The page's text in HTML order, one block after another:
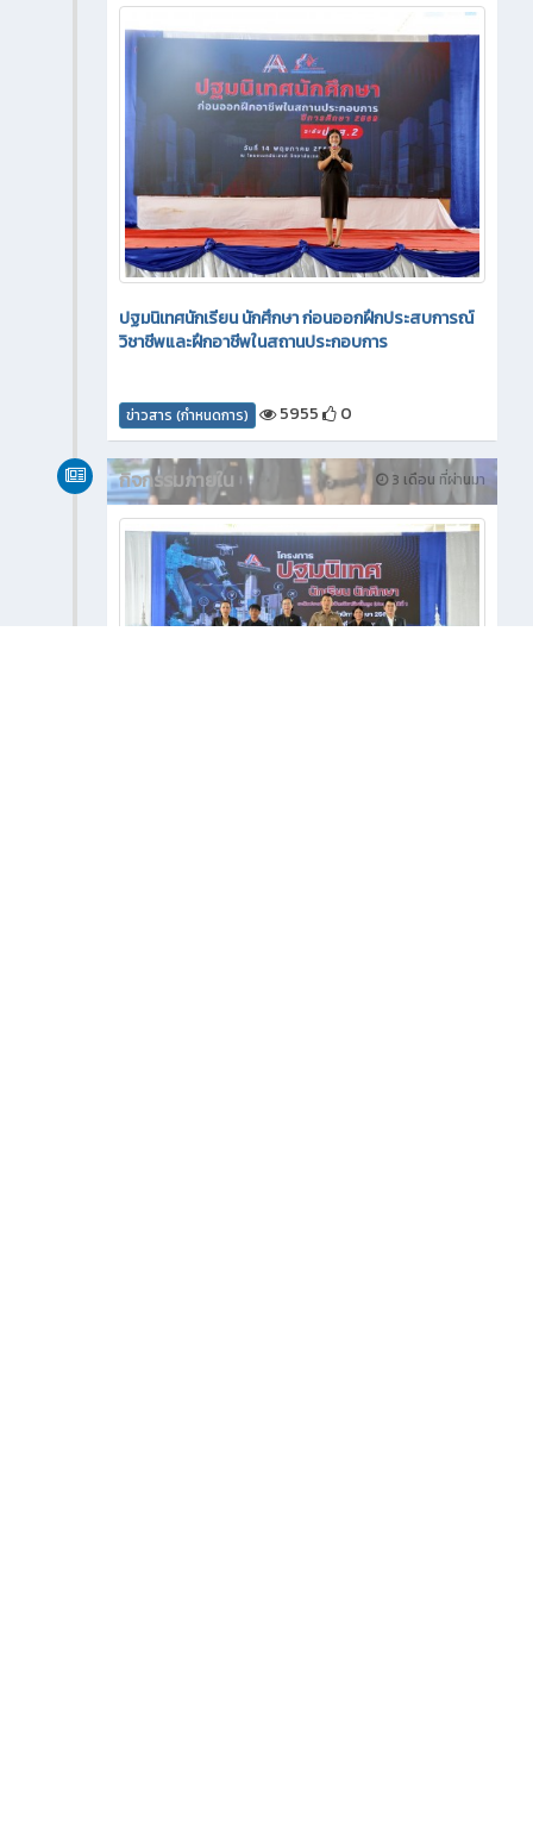
ปฐมนิเทศนักเรียน นักศึกษา ก่อนออกฝึกประสบการณ์
วิชาชีพและฝึกอาชีพในสถานประกอบการ
ข่าวสาร (กำหนดการ) 5955 0
3 เดือน ที่ผ่านมา
กิจกรรมภายใน